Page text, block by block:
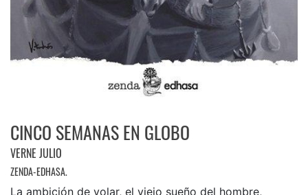
CINCO SEMANAS EN GLOBO
VERNE JULIO
ZENDA-EDHASA.
La ambición de volar, el viejo sueño del hombre,